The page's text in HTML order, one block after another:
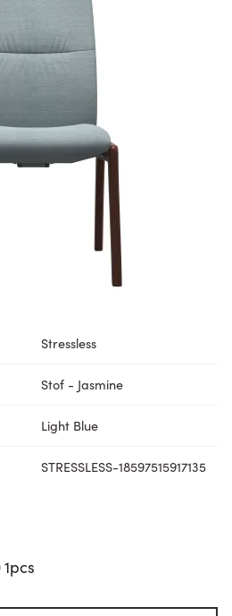
Stressless
Stof - Jasmine
Light Blue
STRESSLESS-18597515917135